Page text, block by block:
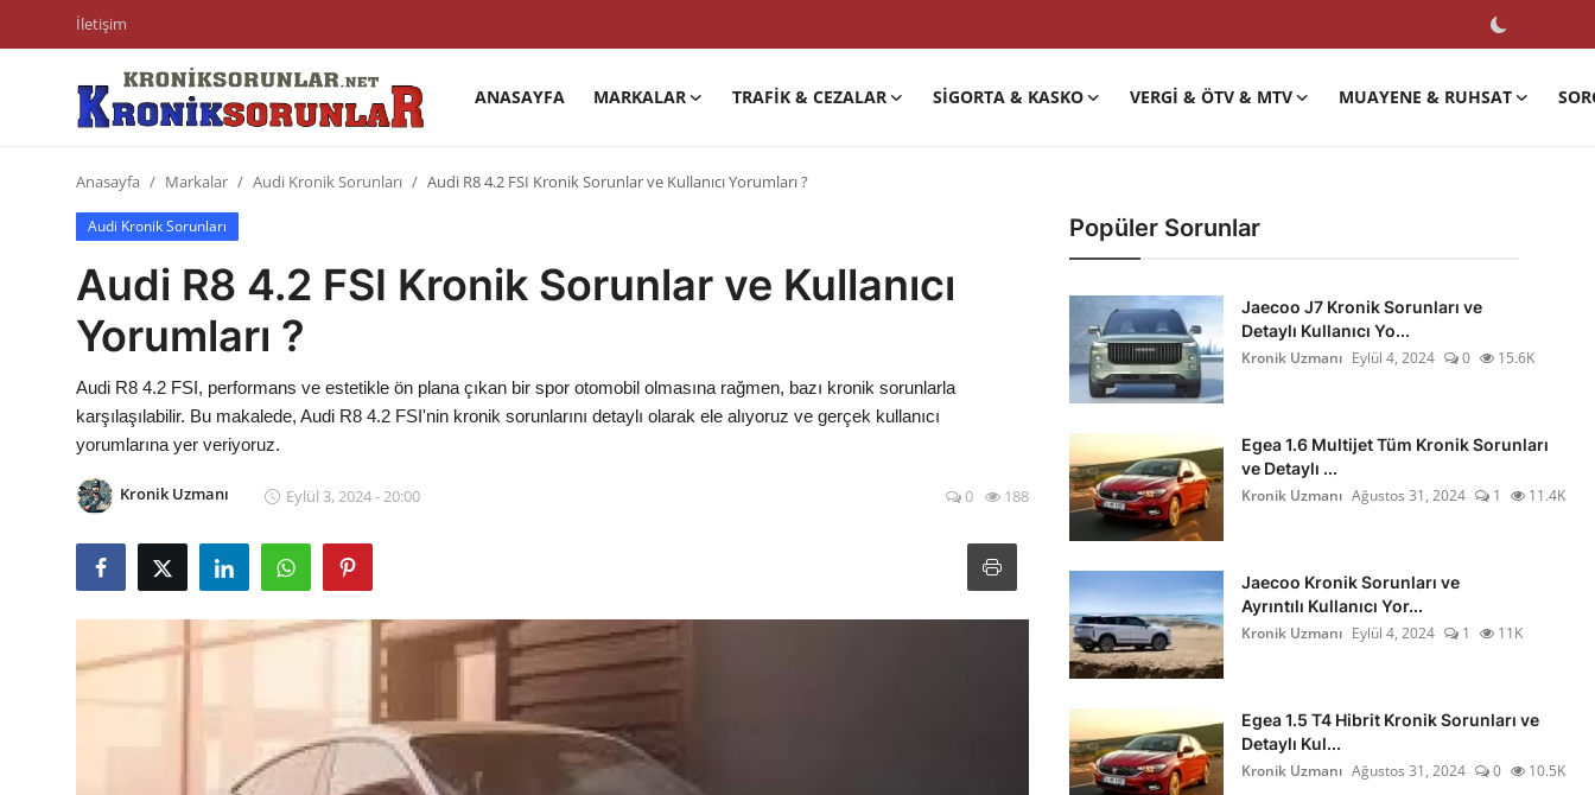
İletişim
ANASAYFA MARKALAR TRAFIK & CEZALAR SIGORTA & KASKO VERGI & ÖTV & MTV MUAYENE & RUHSAT
Trafik & Cezalar
Sigorta & Kasko
Vergi & ÖTV & MTV
Sorgulamalar
İkinci El & Alım-Satım
Bakım & Arıza Çözümleri
Elektrikli & Hibrit
Anasayfa Markalar Audi Kronik Sorunları Audi R8 4.2 FSI Kronik Sorunlar ve Kullanıcı Yorumları ?
Audi Kronik Sorunları
Audi R8 4.2 FSI Kronik Sorunlar ve Kullanıcı
Yorumları ?
Audi R8 4.2 FSI, performans ve estetikle ön plana çıkan bir spor otomobil olmasına rağmen, bazı kronik sorunlarla
karşılaşılabilir. Bu makalede, Audi R8 4.2 FSI'nin kronik sorunlarını detaylı olarak ele alıyoruz ve gerçek kullanıcı
yorumlarına yer veriyoruz.
Kronik Uzmanı Eylül 3, 2024 - 20:00 0 188
Popüler Sorunlar
Jaecoo J7 Kronik Sorunları ve
Detaylı Kullanıcı Yo...
Kronik Uzmanı Eylül 4, 2024 0 15.6K
Egea 1.6 Multijet Tüm Kronik Sorunları
ve Detaylı ...
Kronik Uzmanı Ağustos 31, 2024 1 11.4K
Jaecoo Kronik Sorunları ve
Ayrıntılı Kullanıcı Yor...
Kronik Uzmanı Eylül 4, 2024 1 11K
Egea 1.5 T4 Hibrit Kronik Sorunları ve
Detaylı Kul...
Kronik Uzmanı Ağustos 31, 2024 0 10.5K